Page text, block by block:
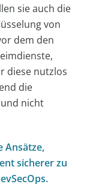
sie auch die
von
dem den
diese nutzlos
die
nicht
Ansätze,
sicherer zu